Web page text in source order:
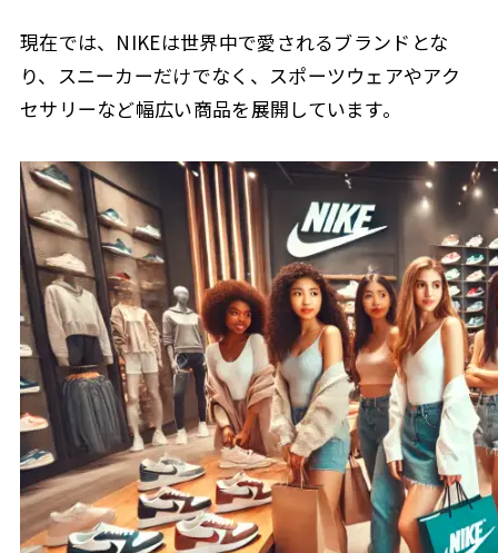
現在では、NIKEは世界中で愛されるブランドとな
り、スニーカーだけでなく、スポーツウェアやアク
セサリーなど幅広い商品を展開しています。